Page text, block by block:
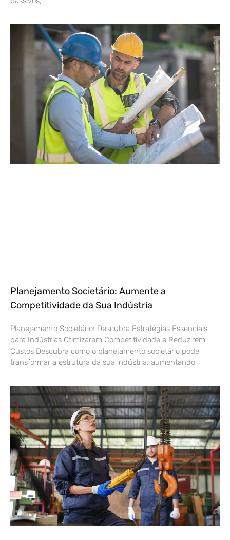
Planejamento Societário: Aumente a
Competitividade da Sua Indústria
Planejamento Societário: Descubra Estratégias Essenciais
para Indústrias Otimizarem Competitividade e Reduzirem
Custos Descubra como o planejamento societário pode
transformar a estrutura da sua indústria, aumentando